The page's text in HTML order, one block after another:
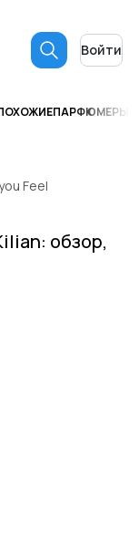
Войти
ПАРФЮМЕРЫ
Feel
: обзор,